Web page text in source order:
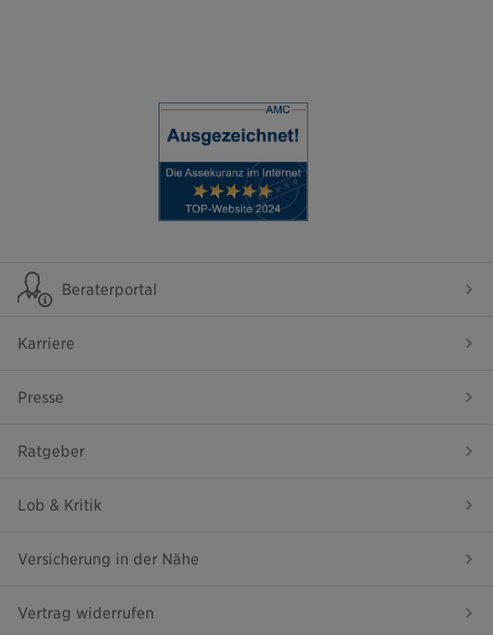
Beraterportal
Karriere
Presse
Ratgeber
Lob & Kritik
Versicherung in der Nähe
Vertrag widerrufen